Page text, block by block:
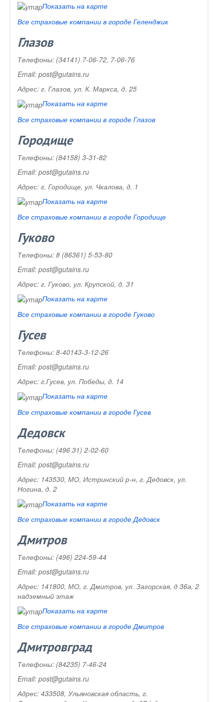
Показать на карте
Все страховые компании в городе Геленджик
Глазов
Телефоны: (34141) 7-06-72, 7-06-76
Email: post@gutains.ru
Адрес: г. Глазов, ул. К. Маркса, д. 25
Показать на карте
Все страховые компании в городе Глазов
Городище
Телефоны: (84158) 3-31-82
Email: post@gutains.ru
Адрес: г. Городище, ул. Чкалова, д. 1
Показать на карте
Все страховые компании в городе Городище
Гуково
Телефоны: 8 (86361) 5-53-80
Email: post@gutains.ru
Адрес: г. Гуково, ул. Крупской, д. 31
Показать на карте
Все страховые компании в городе Гуково
Гусев
Телефоны: 8-40143-3-12-26
Email: post@gutains.ru
Адрес: г.Гусев, ул. Победы, д. 14
Показать на карте
Все страховые компании в городе Гусев
Дедовск
Телефоны: (496 31) 2-02-60
Email: post@gutains.ru
Адрес: 143530, МО, Истринский р-н, г. Дедовск, ул.
Ногина, д. 2
Показать на карте
Все страховые компании в городе Дедовск
Дмитров
Телефоны: (496) 224-59-44
Email: post@gutains.ru
Адрес: 141800, МО, г. Дмитров, ул. Загорская, д 36а, 2
надземный этаж
Показать на карте
Все страховые компании в городе Дмитров
Дмитровград
Телефоны: (84235) 7-46-24
Email: post@gutains.ru
Адрес: 433508, Ульяновская область, г.